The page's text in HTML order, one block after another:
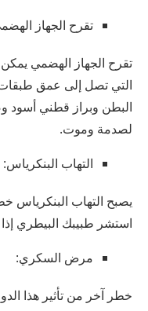
تقرح الجهاز
تقرح الجهاز الهضمي يمكن
التي تصل إلى عمق
البطن وبراز قطني أسود
لصدمة وموت.
التهاب البنكرياس:
يصبح التهاب البنكرياس
استشر طبيبك البيطري
مرض السكري:
خطر آخر من تأثير هذا